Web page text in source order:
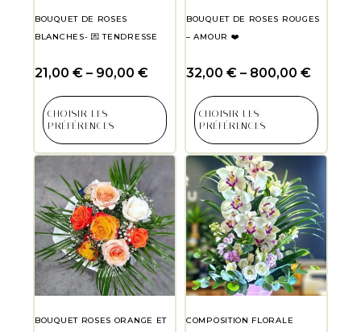
BOUQUET DE ROSES
BLANCHES- 💌 TENDRESSE
21,00 € – 90,00 €
CHOISIR LES
PRÉFÉRENCES
BOUQUET DE ROSES ROUGES
– AMOUR ❤️
32,00 € – 800,00 €
CHOISIR LES
PRÉFÉRENCES
BOUQUET ROSES ORANGE ET
COMPOSITION FLORALE